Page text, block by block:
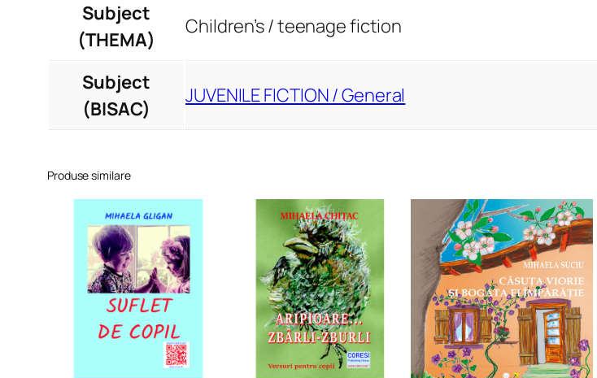
Subject
(THEMA)
Children’s / teenage fiction
Subject
(BISAC)
JUVENILE FICTION / General
Produse similare